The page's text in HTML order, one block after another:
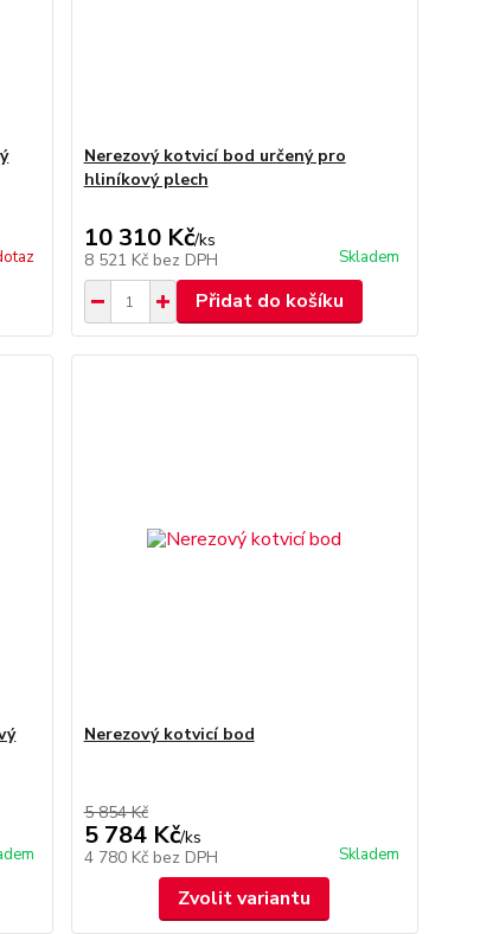
Nerezový kotvicí bod určený pro
hliníkový plech
10 310 Kč/ks
8 521 Kč bez DPH Skladem
Přidat do košíku
Nerezový kotvicí bod
5 854 Kč
5 784 Kč/ks
4 780 Kč bez DPH Skladem
Zvolit variantu